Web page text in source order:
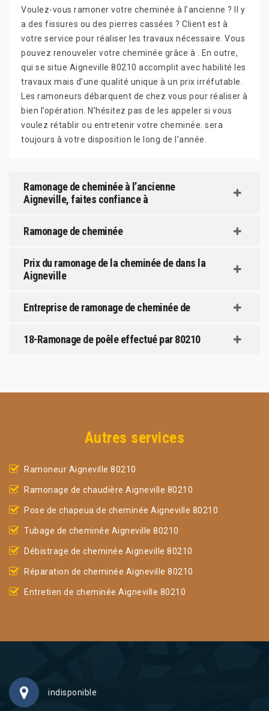
Voulez-vous ramoner votre cheminée à l’ancienne ? Il y
a des fissures ou des pierres cassées ? Client est à
votre service pour réaliser les travaux nécessaire. Vous
pouvez renouveler votre cheminée grâce à . En outre,
qui se situe Aigneville 80210 accomplit avec habilité les
travaux mais d’une qualité unique à un prix irréfutable.
Les ramoneurs débarquent de chez vous pour réaliser à
bien l’opération. N’hésitez pas de les appeler si vous
voulez rétablir ou entretenir votre cheminée. sera
toujours à votre disposition le long de l’année.
Ramonage de cheminée à l’ancienne
Aigneville, faites confiance à
Ramonage de cheminée
Prix du ramonage de la cheminée de dans la
Aigneville
Entreprise de ramonage de cheminée de
18-Ramonage de poêle effectué par 80210
Autres services
Ramoneur Aigneville 80210
Ramonage de chaudière Aigneville 80210
Pose de chapeua de cheminée Aigneville 80210
Tubage de cheminée Aigneville 80210
Débistrage de cheminée Aigneville 80210
Réparation de cheminée Aigneville 80210
Entretien de cheminée Aigneville 80210
indisponible